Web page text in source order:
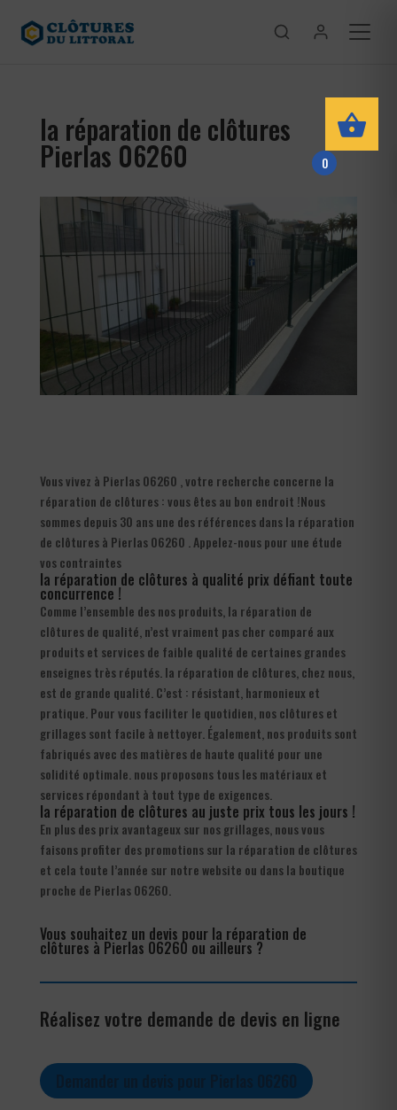
la réparation de clôtures
Pierlas 06260
Vous vivez à Pierlas 06260 , votre recherche concerne la
réparation de clôtures : vous êtes au bon endroit !Nous
sommes depuis 30 ans une des références dans la réparation
de clôtures à Pierlas 06260 . Appelez-nous pour une étude
vos contraintes
la réparation de clôtures à qualité prix défiant toute
concurrence !
Comme l’ensemble des nos produits, la réparation de
clôtures de qualité, n’est vraiment pas cher comparé aux
produits et services de faible qualité de certaines grandes
enseignes très réputés. la réparation de clôtures, chez nous,
est de grande qualité. C’est : résistant, harmonieux et
pratique. Pour vous faciliter le quotidien, nos clôtures et
grillages sont facile à nettoyer. Également, nos produits sont
fabriqués avec des matières de haute qualité pour une
solidité optimale. nous proposons tous les matériaux et
services répondant à tout type de exigences.
la réparation de clôtures au juste prix tous les jours !
En plus des prix avantageux sur nos grillages, nous vous
faisons profiter des promotions sur la réparation de clôtures
et cela toute l’année sur notre website ou dans la boutique
proche de Pierlas 06260.
Vous souhaitez un devis pour la réparation de
clôtures à Pierlas 06260 ou ailleurs ?
Réalisez votre demande de devis en ligne
0